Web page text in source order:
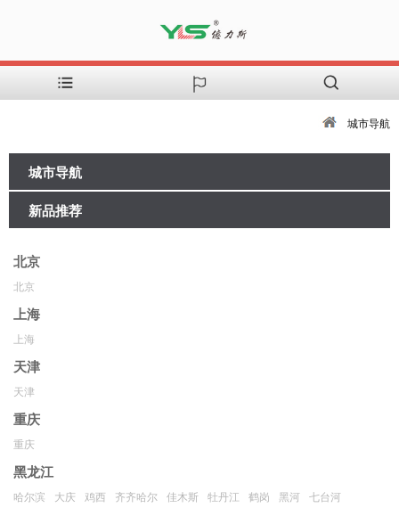
城市导航
城市导航
新品推荐
北京
北京
上海
上海
天津
天津
重庆
重庆
黑龙江
哈尔滨 大庆 鸡西 齐齐哈尔 佳木斯 牡丹江 鹤岗 黑河 七台河